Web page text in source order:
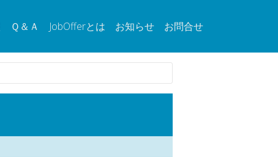
Ｑ＆Ａ JobOfferとは お知らせ お問合せ